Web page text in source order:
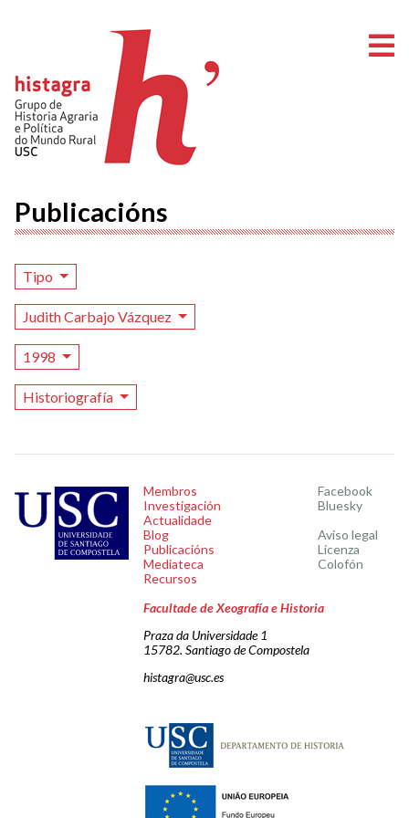
Publicacións
Tipo
Judith Carbajo Vázquez
1998
Historiografía
Membros
Investigación
Actualidade
Blog
Publicacións
Mediateca
Recursos
Facebook
Bluesky
Aviso legal
Licenza
Colofón
Facultade de Xeografía e Historia
Praza da Universidade 1
15782. Santiago de Compostela
histagra@usc.es